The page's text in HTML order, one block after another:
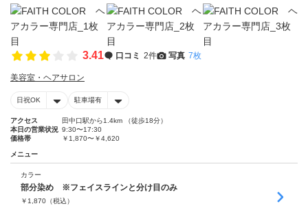
3.41 口コミ 2件 写真 7枚
美容室・ヘアサロン
日祝OK 駐車場有
アクセス
田中口駅から1.4km （徒歩18分）
本日の営業状況 9:30〜17:30
価格帯
￥1,870〜￥4,620
メニュー
カラー
部分染め ※フェイスラインと分け目のみ
￥ 1,870 （税込）